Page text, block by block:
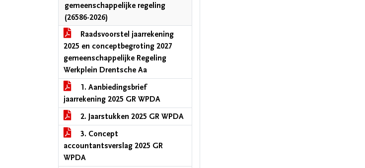
gemeenschappelijke regeling
(26586-2026)
Raadsvoorstel jaarrekening
2025 en conceptbegroting 2027
gemeenschappelijke Regeling
Werkplein Drentsche Aa
1. Aanbiedingsbrief
jaarrekening 2025 GR WPDA
2. Jaarstukken 2025 GR WPDA
3. Concept
accountantsverslag 2025 GR
WPDA